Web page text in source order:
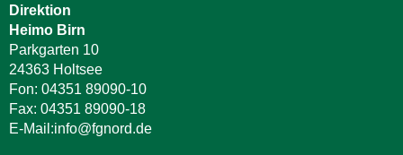
Direktion
Heimo Birn
Parkgarten 10
24363 Holtsee
Fon: 04351 89090-10
Fax: 04351 89090-18
E-Mail:info@fgnord.de